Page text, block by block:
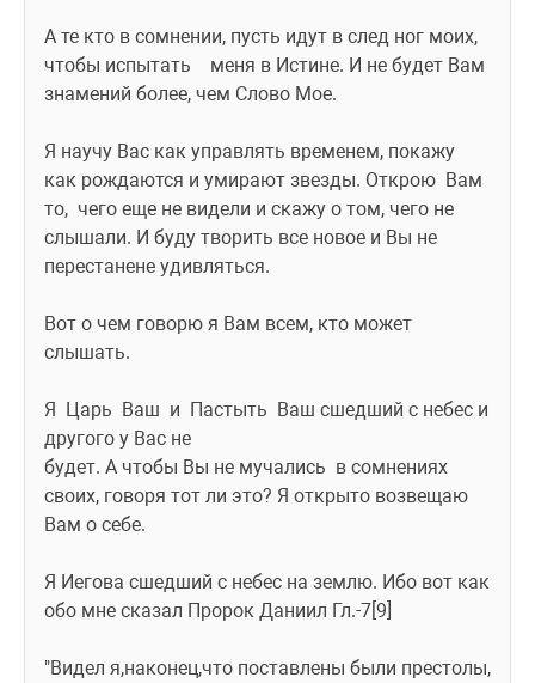
А те кто в сомнении, пусть идут в след ног моих,
чтобы испытать    меня в Истине. И не будет Вам
знамений более, чем Слово Мое.
Я научу Вас как управлять временем, покажу
как рождаются и умирают звезды. Открою  Вам
то,  чего еще не видели и скажу о том, чего не
слышали. И буду творить все новое и Вы не
перестанене удивляться.
Вот о чем говорю я Вам всем, кто может
слышать.
Я  Царь  Ваш  и  Пастыть  Ваш сшедший с небес и
другого у Вас не
будет. А чтобы Вы не мучались  в сомнениях
своих, говоря тот ли это? Я открыто возвещаю
Вам о себе.
Я Иегова сшедший с небес на землю. Ибо вот как
обо мне сказал Пророк Даниил Гл.-7[9]
"Видел я,наконец,что поставлены были престолы,